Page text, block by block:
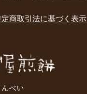
商取引法に基づく表示
べい